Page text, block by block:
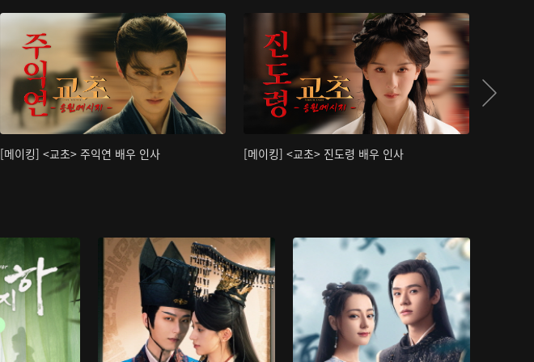
[메이킹] <교초> 주익연 배우 인사 [메이킹] <교초> 진도령 배우 인사